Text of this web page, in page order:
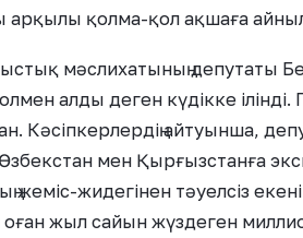
арқылы қолма-қол ақшаға
мәслихатының депутаты
алды деген күдікке
Кәсіпкерлердің айтуынша,
Өзбекстан мен Қырғызстанға
жеміс-жидегінен тәуелсіз
оған жыл сайын жүздеген